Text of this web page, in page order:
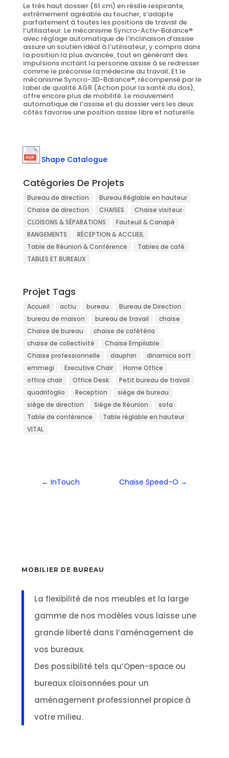
Le très haut dossier (61 cm) en résille respirante,
extrêmement agréable au toucher, s’adapte
parfaitement à toutes les positions de travail de
l’utilisateur. Le mécanisme Syncro-Activ-Balance®
avec réglage automatique de l’inclinaison d’assise
assure un soutien idéal à l’utilisateur, y compris dans
la position la plus avancée, tout en générant des
impulsions incitant la personne assise à se redresser
comme le préconise la médecine du travail. Et le
mécanisme Syncro-3D-Balance®, récompensé par le
label de qualité AGR (Action pour la santé du dos),
offre encore plus de mobilité. Le mouvement
automatique de l’assise et du dossier vers les deux
côtés favorise une position assise libre et naturelle.
Shape Catalogue
Catégories De Projets
Bureau de direction
Bureau Réglable en hauteur
Chaise de direction
CHAISES
Chaise visiteur
CLOISONS & SÉPARATIONS
Fauteuil & Canapé
RANGEMENTS
RÉCEPTION & ACCUEIL
Table de Réunion & Conférence
Tables de café
TABLES ET BUREAUX
Projet Tags
Accueil actiu bureau
Bureau de Direction
bureau de maison
bureau de travail
chaise
Chaise de bureau
chaise de cafétéria
chaise de collectivité
Chaise Empilable
Chaise professionnelle
dauphin
dinamica soft
emmegi
Executive Chair
Home Office
office chair
Office Desk
Petit bureau de travail
quadrifoglio
Reception
siège de bureau
siège de direction
Siège de Réunion
sofa
Table de conférence
Table réglable en hauteur
VITAL
← InTouch Chaise Speed-O →
MOBILIER DE BUREAU
La flexibilité de nos meubles et la large
gamme de nos modèles vous laisse une
grande liberté dans l’aménagement de
vos bureaux.
Des possibilité tels qu’Open-space ou
bureaux cloisonnées pour un
aménagement professionnel propice à
votre milieu.